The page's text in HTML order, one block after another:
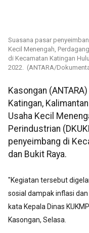
Suasana pasar
Kecil Menengah,
di Kecamatan Katingan
2022. (ANTARA/
Kasongan
Katingan,
Usaha Kecil
Perindustrian
penyeimbang di
dan Bukit Raya.
"Kegiatan tersebut
sosial dampak inflasi
kata Kepala Dinas
Kasongan, Selasa.